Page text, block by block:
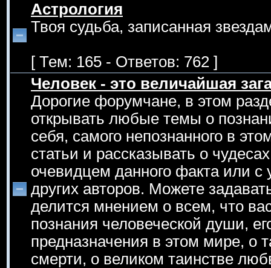
Астрология
Твоя судьба, записанная
[ Тем: 165 - Ответов: 762 ]
Человек - это величайшая
Дорогие форумчане, в этом
открывать любые темы о
себя, самого непознанного в
статьи и рассказывать о
очевидцем данного факта или с
других авторов. Можете
делится мнением о всем, что
познания человеческой души,
предназначения в этом мире, о
смерти, о великом таинстве